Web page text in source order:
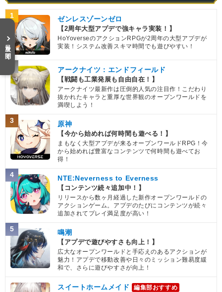
1 ゼンレスゾーンゼロ
【2周年大型アプデで強キャラ実装！】
HoYoverseのアクションRPGが2周年の大型アプデが
実装！システム改善スキマ時間でも遊びやすい！
アークナイツ：エンドフィールド
【戦闘も工業発展も自由自在！】
アークナイツ最新作は圧倒的人気の注目作！こだわり
抜かれたキャラと重厚な世界観のオープンワールドを
満喫しよう！
3 原神
【今から始めれば何時間も遊べる！】
まもなく大型アプデが来るオープンワールドRPG！今
から始めれば豊富なコンテンツで何時間も遊べてお
得！
4 NTE:Neverness to Everness
【コンテンツ続々追加中！】
リリースから数ヶ月経過した新作オープンワールドの
アクションゲーム。アプデのたびにコンテンツが続々
追加されてプレイ満足度が高い！
5 鳴潮
【アプデで遊びやすさも向上！】
広大なオープンワールドと手応えのあるアクションが
魅力！アプデで移動改善や日々のミッション難易度緩
和で、さらに遊びやすさが向上！
スイートホームメイド 編集部おすすめ
目次を開く